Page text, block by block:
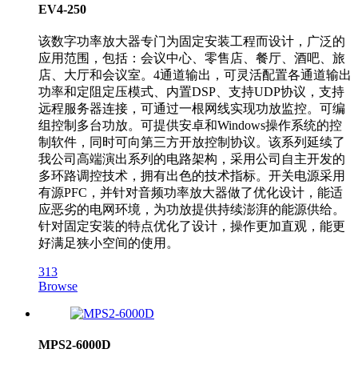
EV4-250
该数字功率放大器专门为固定安装工程而设计，广泛的
应用范围，包括：会议中心、零售店、餐厅、酒吧、旅
店、大厅和会议室。4通道输出，可灵活配置各通道输出
功率和定阻定压模式、内置DSP、支持UDP协议，支持
远程服务器连接，可通过一根网线实现功放监控。可编
组控制多台功放。可提供安卓和Windows操作系统的控
制软件，同时可向第三方开放控制协议。该系列延续了
我公司高端演出系列的电路架构，采用公司自主开发的
多环路调控技术，拥有出色的技术指标。开关电源采用
有源PFC，并针对音频功率放大器做了优化设计，能适
应恶劣的电网环境，为功放提供持续澎湃的能源供给。
针对固定安装的特点优化了设计，操作更加直观，能更
好满足狭小空间的使用。
313
Browse
MPS2-6000D